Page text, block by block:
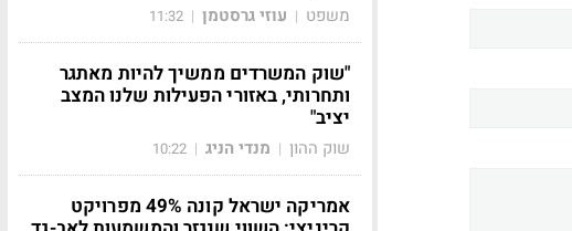
משפט | עוזי גרסטמן |
11:32
"שוק המשרדים ממשיך להיות מאתגר
ותחרותי, באזורי הפעילות שלנו המצב
יציב"
שוק ההון | מנדי הניג |
10:22
אמריקה ישראל קונה 49% מפרויקט